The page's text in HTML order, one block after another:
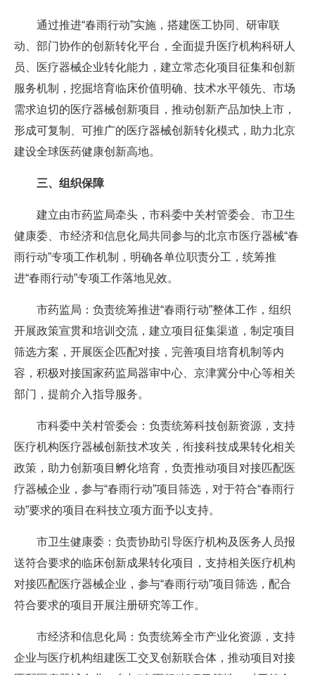
通过推进“春雨行动”实施，搭建医工协同、研审联
动、部门协作的创新转化平台，全面提升医疗机构科研人
员、医疗器械企业转化能力，建立常态化项目征集和创新
服务机制，挖掘培育临床价值明确、技术水平领先、市场
需求迫切的医疗器械创新项目，推动创新产品加快上市，
形成可复制、可推广的医疗器械创新转化模式，助力北京
建设全球医药健康创新高地。
三、组织保障
建立由市药监局牵头，市科委中关村管委会、市卫生
健康委、市经济和信息化局共同参与的北京市医疗器械“春
雨行动”专项工作机制，明确各单位职责分工，统筹推
进“春雨行动”专项工作落地见效。
市药监局：负责统筹推进“春雨行动”整体工作，组织
开展政策宣贯和培训交流，建立项目征集渠道，制定项目
筛选方案，开展医企匹配对接，完善项目培育机制等内
容，积极对接国家药监局器审中心、京津冀分中心等相关
部门，提前介入指导服务。
市科委中关村管委会：负责统筹科技创新资源，支持
医疗机构医疗器械创新技术攻关，衔接科技成果转化相关
政策，助力创新项目孵化培育，负责推动项目对接匹配医
疗器械企业，参与“春雨行动”项目筛选，对于符合“春雨行
动”要求的项目在科技立项方面予以支持。
市卫生健康委：负责协助引导医疗机构及医务人员报
送符合要求的临床创新成果转化项目，支持相关医疗机构
对接匹配医疗器械企业，参与“春雨行动”项目筛选，配合
符合要求的项目开展注册研究等工作。
市经济和信息化局：负责统筹全市产业化资源，支持
企业与医疗机构组建医工交叉创新联合体，推动项目对接